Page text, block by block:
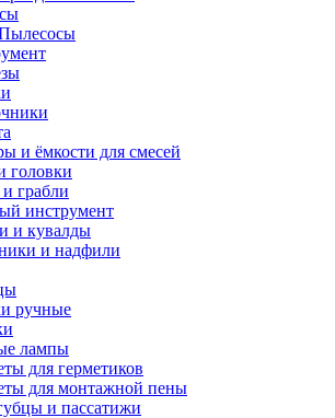
и ёмкости для смесей
головки
грабли
инструмент
и кувалды
и надфили
ручные
лампы
для герметиков
для монтажной пены
и пассатижи